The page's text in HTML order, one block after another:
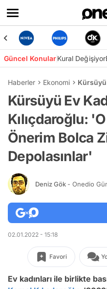
Güncel KonularKural Değişiyor
Haberler Ekonomi Kürsüyü
Kürsüyü Ev
Kılıçdaroğlu:
Önerim Bolca
Depolasınlar'
Deniz Gök - Onedio
02.01.2022 - 15:18
Favori
Ev kadınları ile birlikte